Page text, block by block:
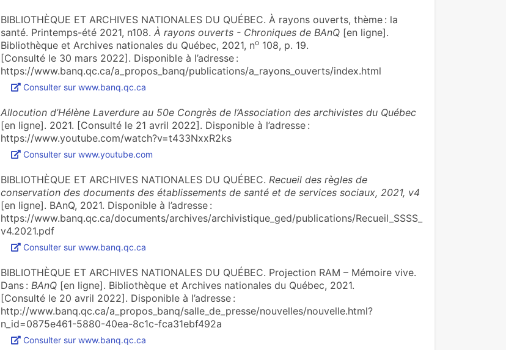
BIBLIOTHÈQUE ET ARCHIVES NATIONALES DU QUÉBEC. À rayons ouverts, thème : la
santé. Printemps-été 2021, n108. À rayons ouverts - Chroniques de BAnQ[en ligne].
Bibliothèque et Archives nationales du Québec, 2021, no108, p. 19.
[Consulté le 30 mars 2022]. Disponible à l’adresse :
https://www.banq.qc.ca/a_propos_banq/publications/a_rayons_ouverts/index.html
Consulter sur www.banq.qc.ca
Allocution d’Hélène Laverdure au 50e Congrès de l’Association des archivistes du Québec
[en ligne]. 2021. [Consulté le 21 avril 2022]. Disponible à l’adresse :
https://www.youtube.com/watch?v=t433NxxR2ks
Consulter sur www.youtube.com
BIBLIOTHÈQUE ET ARCHIVES NATIONALES DU QUÉBEC. Recueil des règles de
conservation des documents des établissements de santé et de services sociaux, 2021, v4
[en ligne]. BAnQ, 2021. Disponible à l’adresse :
https://www.banq.qc.ca/documents/archives/archivistique_ged/publications/Recueil_SSSS_
v4.2021.pdf
Consulter sur www.banq.qc.ca
BIBLIOTHÈQUE ET ARCHIVES NATIONALES DU QUÉBEC. Projection RAM – Mémoire vive.
Dans : BAnQ[en ligne]. Bibliothèque et Archives nationales du Québec, 2021.
[Consulté le 20 avril 2022]. Disponible à l’adresse :
http://www.banq.qc.ca/a_propos_banq/salle_de_presse/nouvelles/nouvelle.html?
n_id=0875e461-5880-40ea-8c1c-fca31ebf492a
Consulter sur www.banq.qc.ca